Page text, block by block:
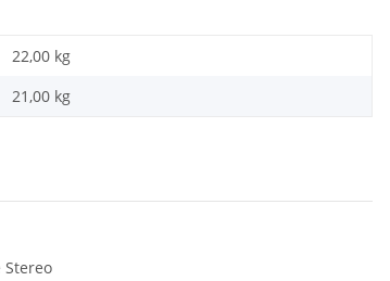
22,00 kg
21,00 kg